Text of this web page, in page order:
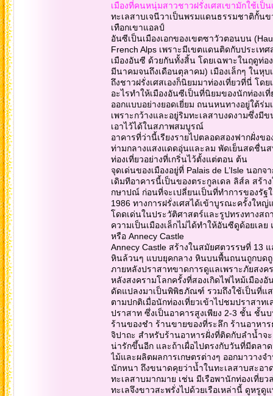
เมืองที่คนหนุ่มสาวชาวฝรั่งเศสเขามักใช้เป็
ทะเลสาบเจนีวาเป็นพรมแดนธรรมชาติกั้นข
เทือกเขาแอลป์
อันซีเป็นเมืองเอกของเขตซาวัวตอนบน
French Alps เพราะมีเขตแดนติดกับประเท
เมืองอันซี ด้วยกันทั้งสิ้น โดยเฉพาะในฤดูท่อ
มีนาคมจนถึงเดือนตุลาคม) เมืองเล็กๆ ในหุ
ถึงชาวฝรั่งเศสเองก็นิยมมาท่องเที่ยวที่นี่ โ
อะไรทำให้เมืองอันซีเป็นที่นิยมของนักท่องเ
ออกแบบอย่างยอดเยี่ยม ถนนหนทางอยู่ใต้
เพราะกว้างและอยู่ริมทะเลสาบงดงามซึ่งมี
เอาไว้ได้ในสภาพสมบูรณ์
อาคารที่ว่านี้เรียงรายไปตลอดสองฟากฝั่งข
ท่ามกลางแสงแดดอุ่นและลม พัดเย็นสดชื่นส
ท่องเที่ยวอย่างที่เกริ่นไว้ตั้งแต่ตอน ต้น
จุดเด่นของเมืองอยู่ที่ Palais de L’Isle นอ
เดิมทีอาคารนี้เป็นของตระกูลเดล ลิส์ล สร้
กษาปณ์ ก่อนที่จะเปลี่ยนเป็นที่ทำการของรัฐ
1986 ทางการฝรั่งเศสได้เข้าบูรณะครั้งให
โดดเด่นในประวัติศาสตร์และรูปทรงทางส
ความเป็นเมืองเล็กไม่ได้ทำให้อันซีดูด้อยเ
หรือ Annecy Castle
Annecy Castle สร้างในสมัยศตวรรษที่ 13
หินล้วนๆ แบบยุคกลาง หินบนพื้นถนนถูกบด
ภายหลังปราสาทขาดการดูแลเพราะภัยสง
หลังสงครามโลกครั้งที่สองเกิดไฟไหม้เมือ
ดัดแปลงมาเป็นพิพิธภัณฑ์ รวมถึงใช้เป็นที่แ
ตามปกติเมื่อนักท่องเที่ยวเข้าไปชมปราสาท
ปราสาท ซึ่งเป็นอาคารสูงเพียง 2-3 ชั้น ชั้
ร้านของชำ ร้านขายของที่ระลึก ร้านอาหา
จิปาถะ สำหรับร้านอาหารฝั่งที่ติดกับลำน้ำจ
น่ารักขึ้นอีก และถ้าเผื่อไปตรงกับวันที่มีตลา
ไม้และผลิตผลการเกษตรต่างๆ ออกมาวาง
นักหนา ถึงขนาดคุยว่าน้ำในทะเลสาบสะอา
ทะเลสาบมากมาย เช่น มีเรือพานักท่องเที่ย
ทะเลจึงขาวสะพรั่งไปด้วยเรือเหล่านี้ ดูหรูดู